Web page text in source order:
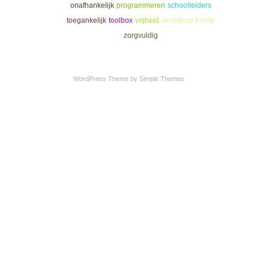
onafhankelijk programmeren schoolleiders
toegankelijk toolbox vrijheid workshop Krimp
zorgvuldig
WordPress Theme by Simple Themes